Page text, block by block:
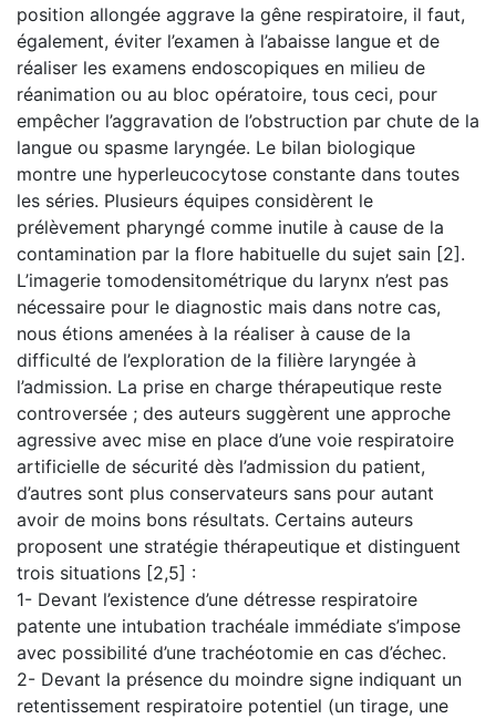
position allongée aggrave la gêne respiratoire, il faut,
également, éviter l’examen à l’abaisse langue et de
réaliser les examens endoscopiques en milieu de
réanimation ou au bloc opératoire, tous ceci, pour
empêcher l’aggravation de l’obstruction par chute de la
langue ou spasme laryngée. Le bilan biologique
montre une hyperleucocytose constante dans toutes
les séries. Plusieurs équipes considèrent le
prélèvement pharyngé comme inutile à cause de la
contamination par la flore habituelle du sujet sain [2].
L’imagerie tomodensitométrique du larynx n’est pas
nécessaire pour le diagnostic mais dans notre cas,
nous étions amenées à la réaliser à cause de la
difficulté de l’exploration de la filière laryngée à
l’admission. La prise en charge thérapeutique reste
controversée ; des auteurs suggèrent une approche
agressive avec mise en place d’une voie respiratoire
artificielle de sécurité dès l’admission du patient,
d’autres sont plus conservateurs sans pour autant
avoir de moins bons résultats. Certains auteurs
proposent une stratégie thérapeutique et distinguent
trois situations [2,5] :
1- Devant l’existence d’une détresse respiratoire
patente une intubation trachéale immédiate s’impose
avec possibilité d’une trachéotomie en cas d’échec.
2- Devant la présence du moindre signe indiquant un
retentissement respiratoire potentiel (un tirage, une